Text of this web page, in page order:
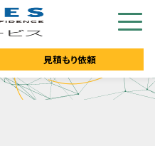
見積もり依頼